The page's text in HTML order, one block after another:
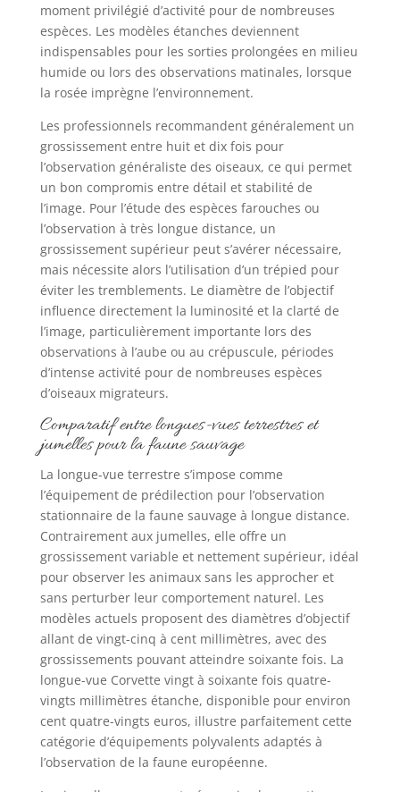
moment privilégié d’activité pour de nombreuses
espèces. Les modèles étanches deviennent
indispensables pour les sorties prolongées en milieu
humide ou lors des observations matinales, lorsque
la rosée imprègne l’environnement.
Les professionnels recommandent généralement un
grossissement entre huit et dix fois pour
l’observation généraliste des oiseaux, ce qui permet
un bon compromis entre détail et stabilité de
l’image. Pour l’étude des espèces farouches ou
l’observation à très longue distance, un
grossissement supérieur peut s’avérer nécessaire,
mais nécessite alors l’utilisation d’un trépied pour
éviter les tremblements. Le diamètre de l’objectif
influence directement la luminosité et la clarté de
l’image, particulièrement importante lors des
observations à l’aube ou au crépuscule, périodes
d’intense activité pour de nombreuses espèces
d’oiseaux migrateurs.
Comparatif entre longues-vues terrestres et
jumelles pour la faune sauvage
La longue-vue terrestre s’impose comme
l’équipement de prédilection pour l’observation
stationnaire de la faune sauvage à longue distance.
Contrairement aux jumelles, elle offre un
grossissement variable et nettement supérieur, idéal
pour observer les animaux sans les approcher et
sans perturber leur comportement naturel. Les
modèles actuels proposent des diamètres d’objectif
allant de vingt-cinq à cent millimètres, avec des
grossissements pouvant atteindre soixante fois. La
longue-vue Corvette vingt à soixante fois quatre-
vingts millimètres étanche, disponible pour environ
cent quatre-vingts euros, illustre parfaitement cette
catégorie d’équipements polyvalents adaptés à
l’observation de la faune européenne.